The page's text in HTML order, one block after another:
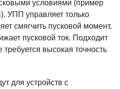
условиями (пример
УПП управляет только
смягчить пусковой момент,
пусковой ток. Подходит
требуется высокая точность
для устройств с